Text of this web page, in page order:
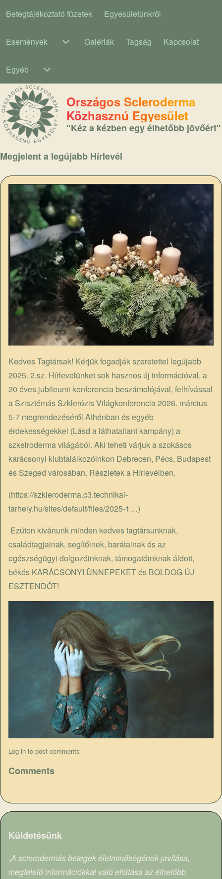
Main navigation
Betegtájékoztató füzetek Egyesületünkről
Események
Események sub-navigation
Galériák Tagság Kapcsolat
Egyéb
Országos Scleroderma
Közhasznú Egyesület
"Kéz a kézben egy élhetőbb jövőért"
Megjelent a legújabb Hírlevél
Kedves Tagtársak! Kérjük fogadják szeretettel legújabb
2025. 2.sz. Hírlevelünket sok hasznos új információval, a
20 éves jubileumi konferencia beszámolójával, felhívással
a Szisztémás Szklerózis Világkonferencia 2026. március
5-7 megrendezéséről Athénban és egyéb
érdekességekkel (Lásd a láthatatlant kampány) a
szkelroderma világából. Aki teheti várjuk a szokásos
karácsonyi klubtalálkozóinkon Debrecen, Pécs, Budapest
és Szeged városában. Részletek a Hírlevélben.
(https://szkleroderma.c3.technikai-
tarhely.hu/sites/default/files/2025-1…)
Ezúton kívánunk minden kedves tagtársunknak,
családtagjainak, segítőinek, barátainak és az
egészségügyi dolgozóinknak, támogatóinknak áldott,
békés KARÁCSONYI ÜNNEPEKET és BOLDOG ÚJ
ESZTENDŐT!
Log in to post comments
Comments
Küldetésünk
„A sclerodermás betegek életminőségének javítása,
megfelelő információkkal való ellátása az élhetőbb